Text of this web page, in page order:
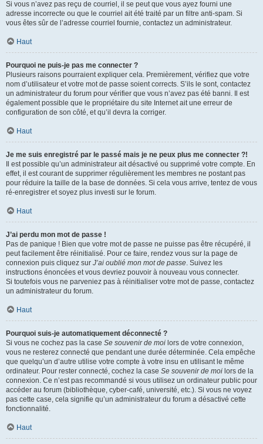
Si vous n’avez pas reçu de courriel, il se peut que vous ayez fourni une
adresse incorrecte ou que le courriel ait été traité par un filtre anti-spam. Si
vous êtes sûr de l’adresse courriel fournie, contactez un administrateur.
Haut
Pourquoi ne puis-je pas me connecter ?
Plusieurs raisons pourraient expliquer cela. Premièrement, vérifiez que votre
nom d’utilisateur et votre mot de passe soient corrects. S’ils le sont, contactez
un administrateur du forum pour vérifier que vous n’avez pas été banni. Il est
également possible que le propriétaire du site Internet ait une erreur de
configuration de son côté, et qu’il devra la corriger.
Haut
Je me suis enregistré par le passé mais je ne peux plus me connecter ?!
Il est possible qu’un administrateur ait désactivé ou supprimé votre compte. En
effet, il est courant de supprimer régulièrement les membres ne postant pas
pour réduire la taille de la base de données. Si cela vous arrive, tentez de vous
ré-enregistrer et soyez plus investi sur le forum.
Haut
J’ai perdu mon mot de passe !
Pas de panique ! Bien que votre mot de passe ne puisse pas être récupéré, il
peut facilement être réinitialisé. Pour ce faire, rendez vous sur la page de
connexion puis cliquez sur J’ai oublié mon mot de passe. Suivez les
instructions énoncées et vous devriez pouvoir à nouveau vous connecter.
Si toutefois vous ne parveniez pas à réinitialiser votre mot de passe, contactez
un administrateur du forum.
Haut
Pourquoi suis-je automatiquement déconnecté ?
Si vous ne cochez pas la case Se souvenir de moi lors de votre connexion,
vous ne resterez connecté que pendant une durée déterminée. Cela empêche
que quelqu’un d’autre utilise votre compte à votre insu en utilisant le même
ordinateur. Pour rester connecté, cochez la case Se souvenir de moi lors de la
connexion. Ce n’est pas recommandé si vous utilisez un ordinateur public pour
accéder au forum (bibliothèque, cyber-café, université, etc.). Si vous ne voyez
pas cette case, cela signifie qu’un administrateur du forum a désactivé cette
fonctionnalité.
Haut